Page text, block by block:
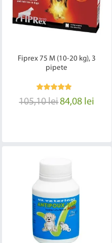
Fiprex 75 M (10-20 kg), 3
pipete
105,10 lei84,08 lei